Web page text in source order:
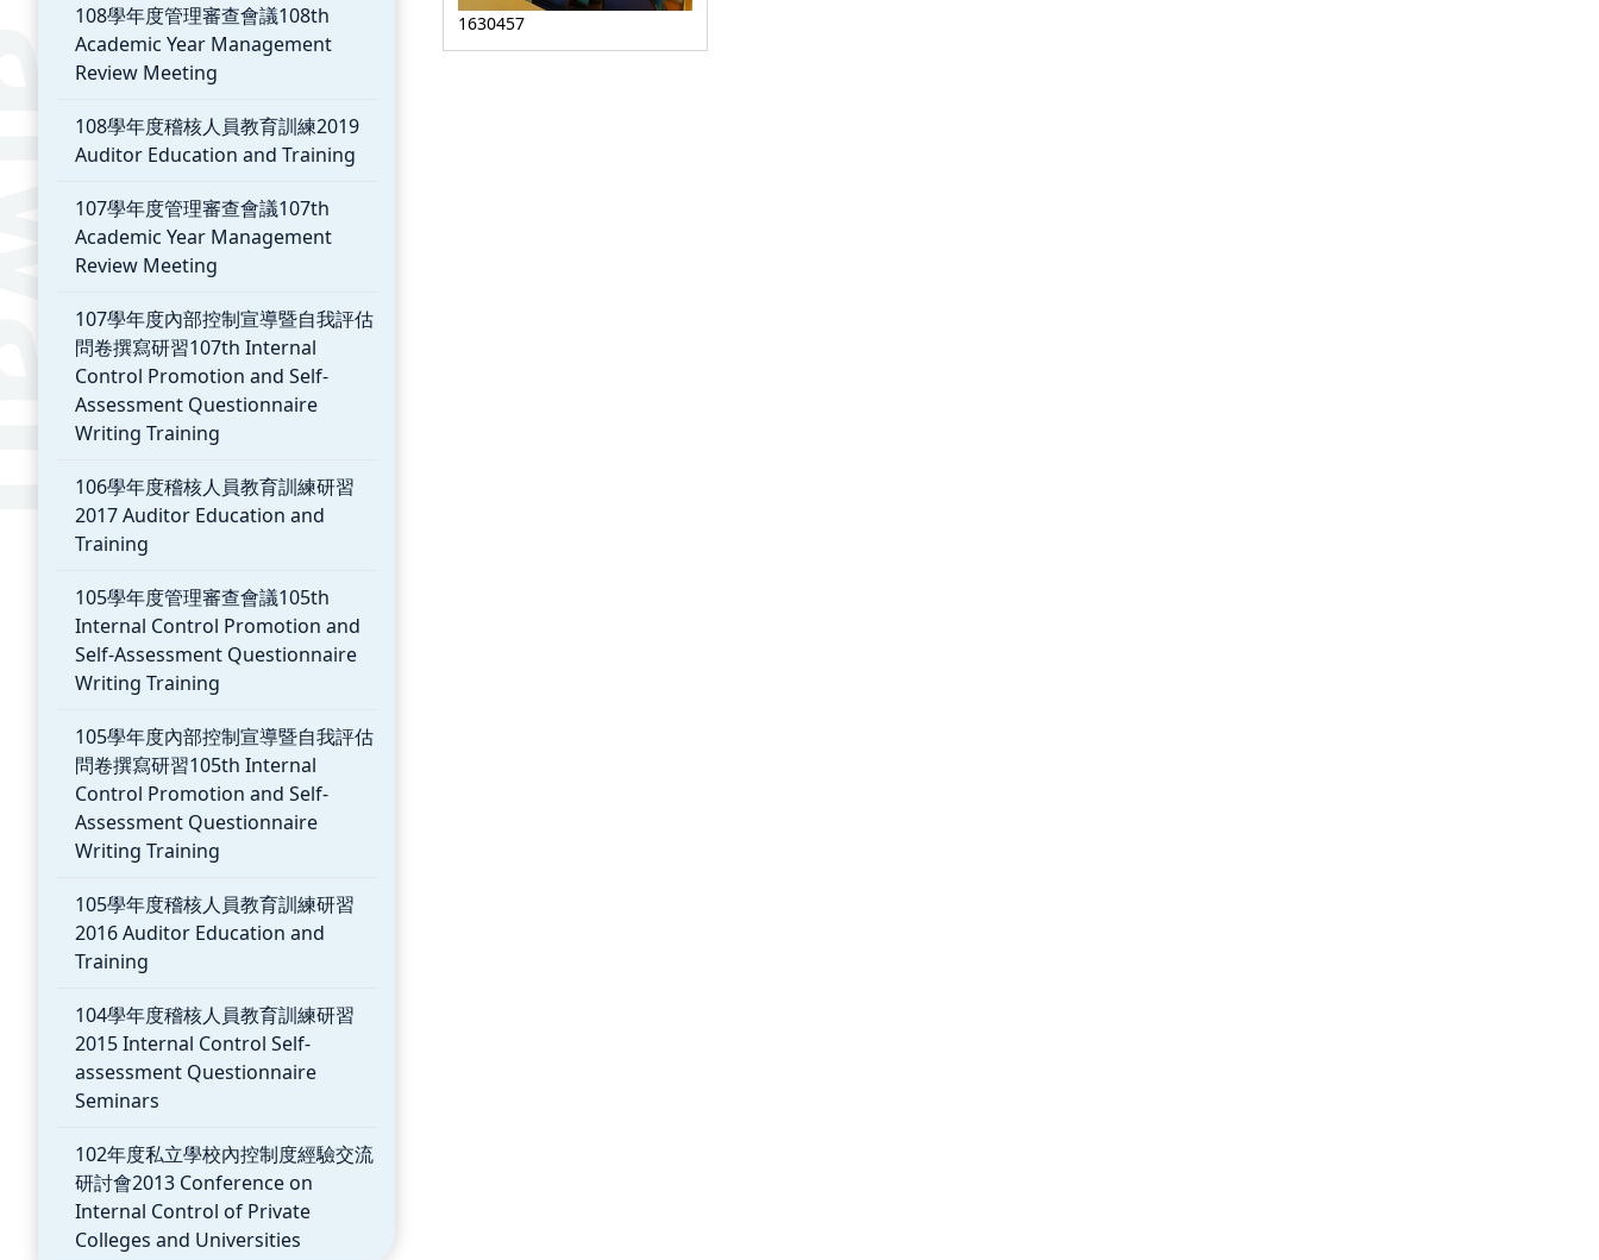
108學年度管理審查會議108th
Academic Year Management
Review Meeting
108學年度稽核人員教育訓練2019
Auditor Education and Training
107學年度管理審查會議107th
Academic Year Management
Review Meeting
107學年度內部控制宣導暨自我評估
問卷撰寫研習107th Internal
Control Promotion and Self-
Assessment Questionnaire
Writing Training
106學年度稽核人員教育訓練研習
2017 Auditor Education and
Training
105學年度管理審查會議105th
Internal Control Promotion and
Self-Assessment Questionnaire
Writing Training
105學年度內部控制宣導暨自我評估
問卷撰寫研習105th Internal
Control Promotion and Self-
Assessment Questionnaire
Writing Training
105學年度稽核人員教育訓練研習
2016 Auditor Education and
Training
104學年度稽核人員教育訓練研習
2015 Internal Control Self-
assessment Questionnaire
Seminars
102年度私立學校內控制度經驗交流
研討會2013 Conference on
Internal Control of Private
Colleges and Universities
1630457